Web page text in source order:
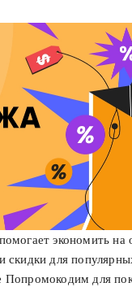
экономить
для
Попромокодим для